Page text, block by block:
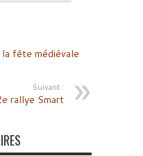
la fête médiévale
Suivant :
rallye Smart